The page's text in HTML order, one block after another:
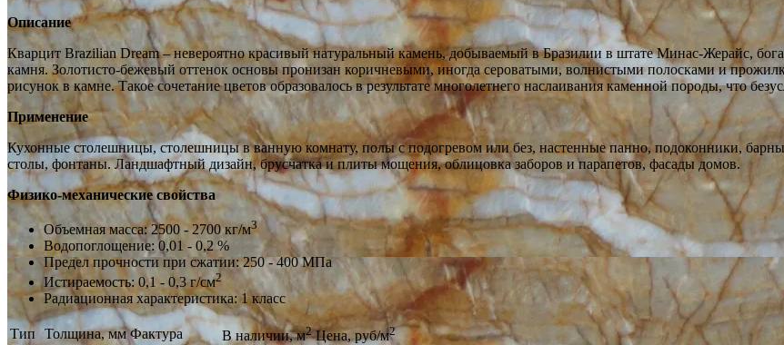
Описание
Кварцит Brazilian Dream – невероятно красивый натуральный камень, добываемый в Бразилии в штате Минас-Жерайс,
камня. Золотисто-бежевый оттенок основы пронизан коричневыми, иногда сероватыми, волнистыми полосками и
рисунок в камне. Такое сочетание цветов образовалось в результате многолетнего наслаивания каменной породы, что
Применение
Кухонные столешницы, столешницы в ванную комнату, полы с подогревом или без, настенные панно, подоконники,
столы, фонтаны. Ландшафтный дизайн, брусчатка и плиты мощения, облицовка заборов и парапетов, фасады домов.
Физико-механические свойства
Объемная масса: 2500 - 2700 кг/м3
Водопоглощение: 0,01 - 0,2 %
Предел прочности при сжатии: 250 - 400 МПа
Истираемость: 0,1 - 0,3 г/см2
Радиационная характеристика: 1 класс
Тип Толщина, мм Фактура В наличии, м2 Цена, руб/м2